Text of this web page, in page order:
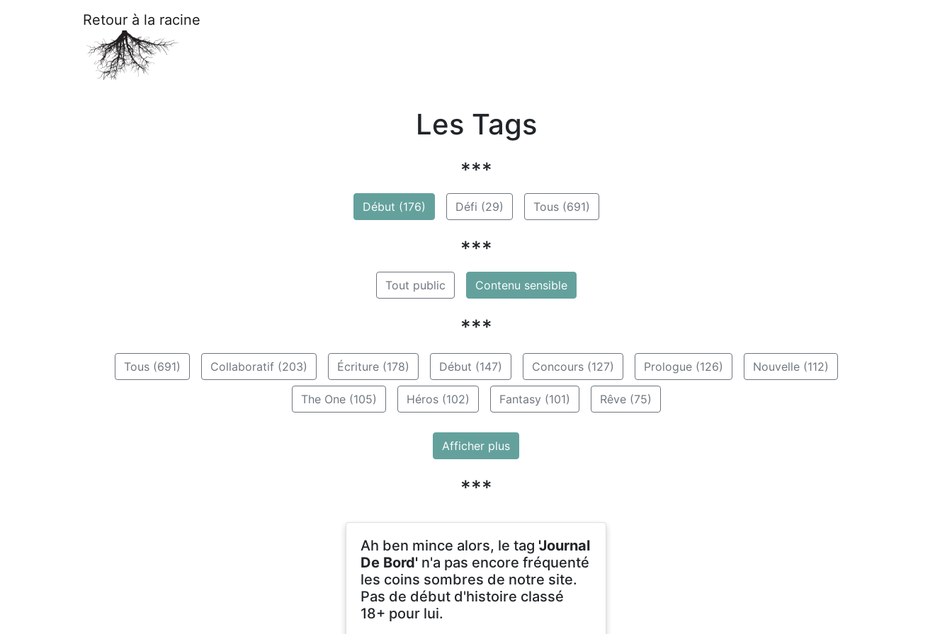
Retour à la racine
Les Tags
***
Début (176) Défi (29) Tous (691)
***
Tout public Contenu sensible
***
Tous (691) Collaboratif (203) Écriture (178) Début (147) Concours (127) Prologue (126) Nouvelle (112)
The One (105) Héros (102) Fantasy (101) Rêve (75)
Afficher plus
***
Ah ben mince alors, le tag 'Journal
De Bord' n'a pas encore fréquenté
les coins sombres de notre site.
Pas de début d'histoire classé
18+ pour lui.